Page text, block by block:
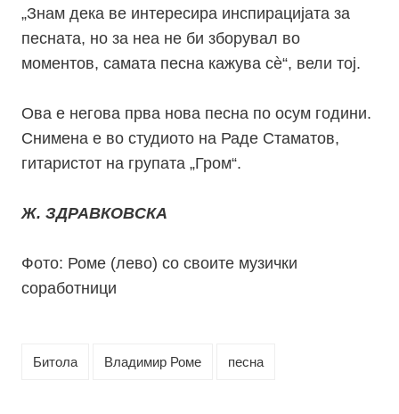
„Знам дека ве интересира инспирацијата за
песната, но за неа не би зборувал во
моментов, самата песна кажува сѐ“, вели тој.
Ова е негова прва нова песна по осум години.
Снимена е во студиото на Раде Стаматов,
гитаристот на групата „Гром“.
Ж. ЗДРАВКОВСКА
Фото: Роме (лево) со своите музички
соработници
Битола Владимир Роме песна